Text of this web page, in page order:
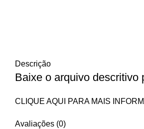
Descrição
Baixe o arquivo descritivo
CLIQUE AQUI PARA MAIS
Avaliações (0)